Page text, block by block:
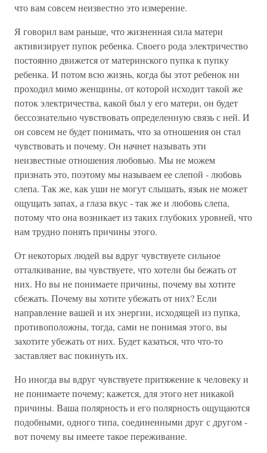
что вам совсем неизвестно это измерение.
Я говорил вам раньше, что жизненная сила матери
активизирует пупок ребенка. Своего рода электричество
постоянно движется от материнского пупка к пупку
ребенка. И потом всю жизнь, когда бы этот ребенок ни
проходил мимо женщины, от которой исходит такой же
поток электричества, какой был у его матери, он будет
бессознательно чувствовать определенную связь с ней. И
он совсем не будет понимать, что за отношения он стал
чувствовать и почему. Он начнет называть эти
неизвестные отношения любовью. Мы не можем
признать это, поэтому мы называем ее слепой - любовь
слепа. Так же, как уши не могут слышать, язык не может
ощущать запах, а глаза вкус - так же и любовь слепа,
потому что она возникает из таких глубоких уровней, что
нам трудно понять причины этого.
От некоторых людей вы вдруг чувствуете сильное
отталкивание, вы чувствуете, что хотели бы бежать от
них. Но вы не понимаете причины, почему вы хотите
сбежать. Почему вы хотите убежать от них? Если
направление вашей и их энергии, исходящей из пупка,
противоположны, тогда, сами не понимая этого, вы
захотите убежать от них. Будет казаться, что что-то
заставляет вас покинуть их.
Но иногда вы вдруг чувствуете притяжение к человеку и
не понимаете почему; кажется, для этого нет никакой
причины. Ваша полярность и его полярность ощущаются
подобными, одного типа, соединенными друг с другом -
вот почему вы имеете такое переживание.